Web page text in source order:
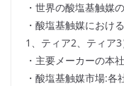
・世界の酸塩基触媒
・酸塩基触媒におけ
1、ティア2、ティア3
・主要メーカーの本
・酸塩基触媒市場:各